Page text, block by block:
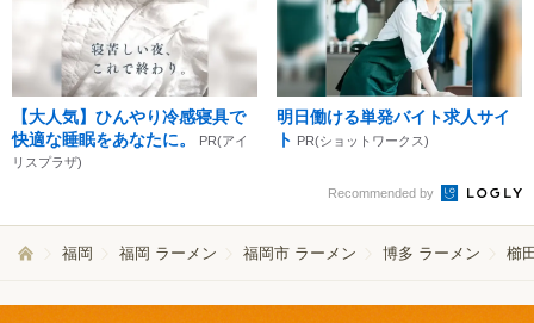
【大人気】ひんやり冷感寝具で
快適な睡眠をあなたに。
PR(アイ
リスプラザ)
明日働ける単発バイト求人サイ
ト PR(ショットワークス)
Recommended by
福岡 福岡 ラーメン 福岡市 ラーメン 博多 ラーメン 櫛